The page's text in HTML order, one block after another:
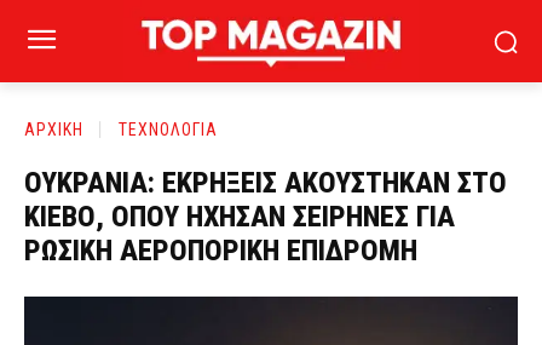
ΑΡΧΙΚΗ ΤΕΧΝΟΛΟΓΙΑ
ΟΥΚΡΑΝΙΑ: ΕΚΡΗΞΕΙΣ ΑΚΟΥΣΤΗΚΑΝ ΣΤΟ
ΚΙΕΒΟ, ΟΠΟΥ ΗΧΗΣΑΝ ΣΕΙΡΗΝΕΣ ΓΙΑ
ΡΩΣΙΚΗ ΑΕΡΟΠΟΡΙΚΗ ΕΠΙΔΡΟΜΗ